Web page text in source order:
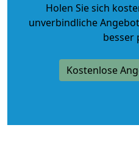
Holen Sie sich
unverbindliche
besser
Kostenlose